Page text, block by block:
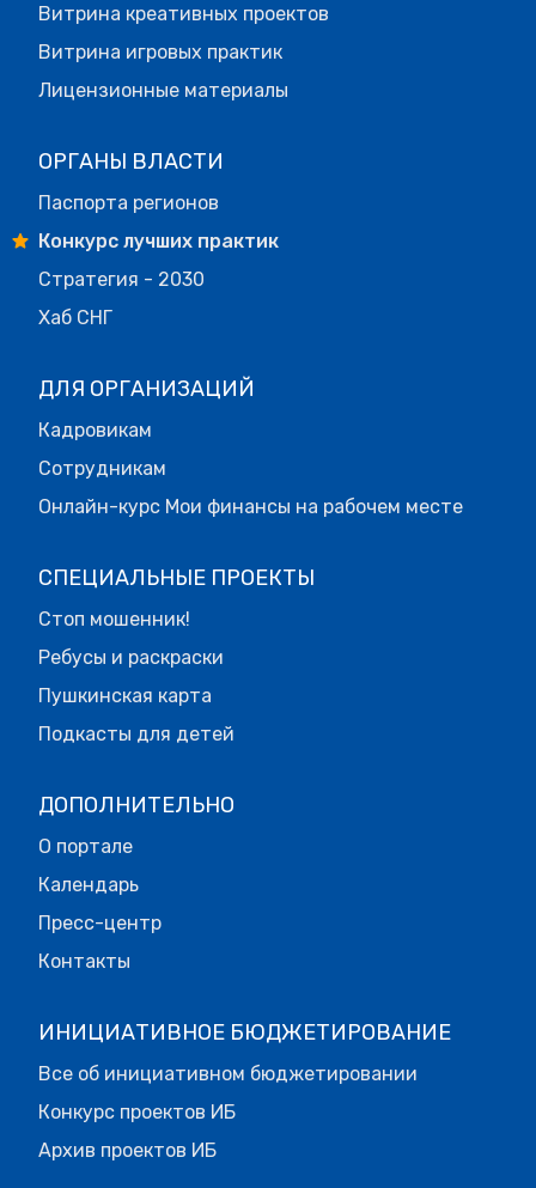
Витрина креативных проектов
Витрина игровых практик
Лицензионные материалы
ОРГАНЫ ВЛАСТИ
Паспорта регионов
Конкурс лучших практик
Стратегия - 2030
Хаб СНГ
ДЛЯ ОРГАНИЗАЦИЙ
Кадровикам
Сотрудникам
Онлайн-курс Мои финансы на рабочем месте
СПЕЦИАЛЬНЫЕ ПРОЕКТЫ
Стоп мошенник!
Ребусы и раскраски
Пушкинская карта
Подкасты для детей
ДОПОЛНИТЕЛЬНО
О портале
Календарь
Пресс-центр
Контакты
ИНИЦИАТИВНОЕ БЮДЖЕТИРОВАНИЕ
Все об инициативном бюджетировании
Конкурс проектов ИБ
Архив проектов ИБ